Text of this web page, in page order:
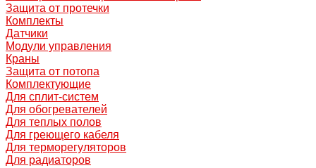
Защита от протечки
Комплекты
Датчики
Модули управления
Краны
Защита от потопа
Комплектующие
Для сплит-систем
Для обогревателей
Для теплых полов
Для греющего кабеля
Для терморегуляторов
Для радиаторов